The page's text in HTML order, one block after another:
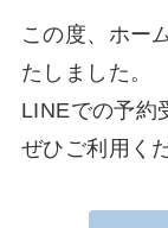
この度、ホー
たしました。
LINEでの予約
ぜひご利用く